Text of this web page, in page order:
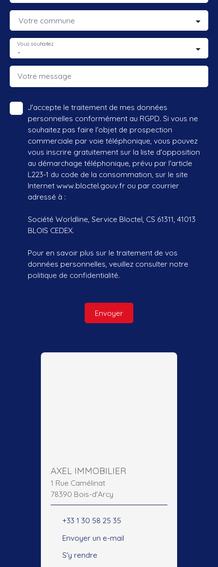
Votre commune
-
Vous souhaitez
Votre message
J'accepte le traitement de mes données
personnelles conformément au RGPD. Si vous ne
souhaitez pas faire l'objet de prospection
commerciale par voie téléphonique, vous pouvez
vous inscrire gratuitement sur la liste d'opposition
au démarchage téléphonique, prévu par l'article
L223-1 du code de la consommation, sur le site
Internet www.bloctel.gouv.fr ou par courrier
adressé à :
Société Worldline, Service Bloctel, CS 61311, 41013
BLOIS CEDEX.
Pour en savoir plus sur le traitement de vos
données personnelles, veuillez consulter notre
politique de confidentialité.
Envoyer
AXEL IMMOBILIER
1 Rue Camélinat
78390 Bois-d'Arcy
+33 1 30 58 25 35
Envoyer un e-mail
S'y rendre